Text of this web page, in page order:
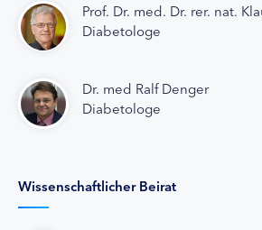
Prof. Dr. med. Dr. rer. nat.
Diabetologe
Dr. med Ralf Denger
Diabetologe
Wissenschaftlicher Beirat